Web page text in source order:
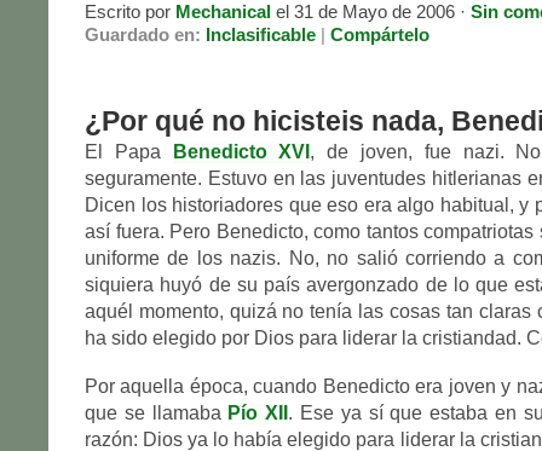
Escrito por Mechanical el 31 de Mayo de 2006 · Sin
Guardado en: Inclasificable | Compártelo
¿Por qué no hicisteis nada,
El Papa Benedicto XVI , de joven, fue nazi.
seguramente. Estuvo en las juventudes hitlerianas
Dicen los historiadores que eso era algo habitual, y
así fuera. Pero Benedicto, como tantos compatriotas
uniforme de los nazis. No, no salió corriendo a
siquiera huyó de su país avergonzado de lo que
aquél momento, quizá no tenía las cosas tan claras
ha sido elegido por Dios para liderar la cristiandad.
Por aquella época, cuando Benedicto era joven y
que se llamaba Pío XII . Ese ya sí que estaba en
razón: Dios ya lo había elegido para liderar la